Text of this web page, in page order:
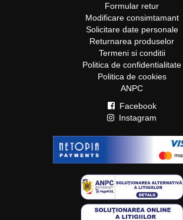
Formular retur
Modificare consimtamant
Solicitare date personale
Returnarea produselor
Termeni si conditii
Politica de confidentialitate
Politica de cookies
ANPC
Facebook
Instagram